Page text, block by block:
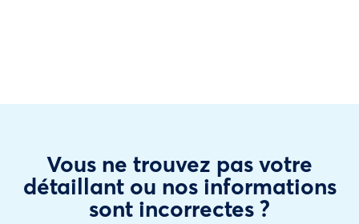
Vous ne trouvez pas votre
détaillant ou nos informations
sont incorrectes ?